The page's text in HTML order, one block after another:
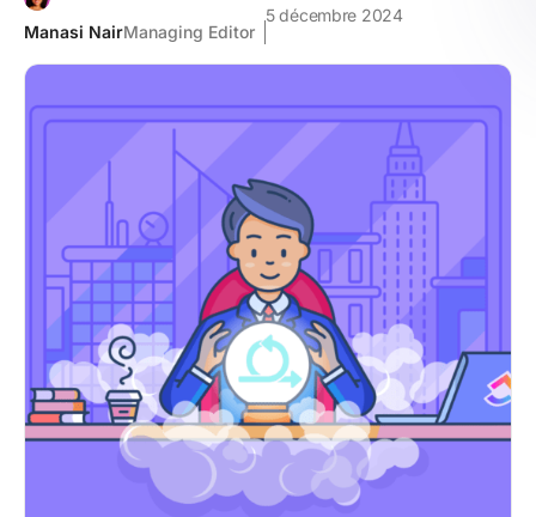
Manasi NairManaging Editor
5 décembre 2024